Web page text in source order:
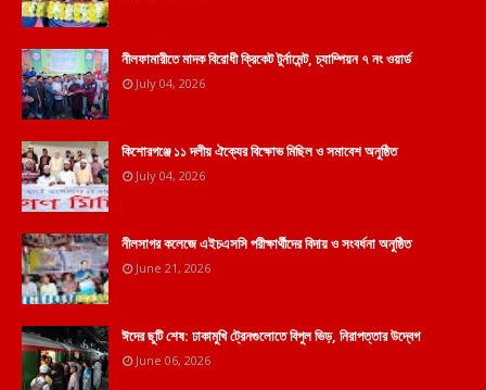
নীলফামারীতে মাদক বিরোধী ক্রিকেট টুর্নামেন্ট, চ্যাম্পিয়ন ৭ নং ওয়ার্ড
July 04, 2026
কিশোরগঞ্জে ১১ দলীয় ঐক্যের বিক্ষোভ মিছিল ও সমাবেশ অনুষ্ঠিত
July 04, 2026
নীলসাগর কলেজে এইচএসসি পরীক্ষার্থীদের বিদায় ও সংবর্ধনা অনুষ্ঠিত
June 21, 2026
ঈদের ছুটি শেষ: ঢাকামুখি ট্রেনগুলোতে বিপুল ভিড়, নিরাপত্তার উদ্বেগ
June 06, 2026